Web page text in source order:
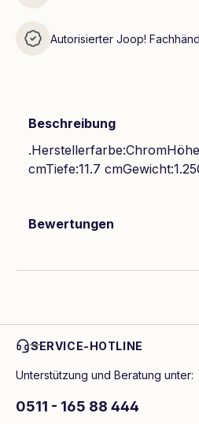
Autorisierter Joop!
Beschreibung
cmTiefe:11.7
Bewertungen
SERVICE-HOTLINE
Unterstützung und Beratung unter:
0511 - 165 88 444